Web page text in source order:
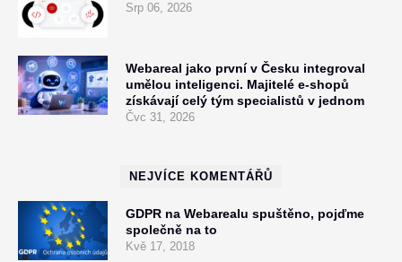
Srp 06, 2026
Webareal jako první v Česku integroval
umělou inteligenci. Majitelé e-shopů
získávají celý tým specialistů v jednom
Čvc 31, 2026
NEJVÍCE KOMENTÁŘŮ
GDPR na Webarealu spuštěno, pojďme
společně na to
Kvě 17, 2018